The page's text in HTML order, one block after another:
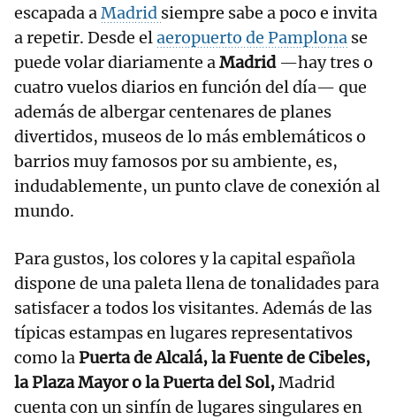
escapada aMadrid siempre sabe a poco e invita
a repetir. Desde elaeropuerto de Pamplona se
puede volar diariamente aMadrid —hay tres o
cuatro vuelos diarios en función del día— que
además de albergar centenares de planes
divertidos, museos de lo más emblemáticos o
barrios muy famosos por su ambiente, es,
indudablemente, un punto clave de conexión al
mundo.
Para gustos, los colores y la capital española
dispone de una paleta llena de tonalidades para
satisfacer a todos los visitantes. Además de las
típicas estampas en lugares representativos
como laPuerta de Alcalá, la Fuente de Cibeles,
la Plaza Mayor o la Puerta del Sol,Madrid
cuenta con un sinfín de lugares singulares en